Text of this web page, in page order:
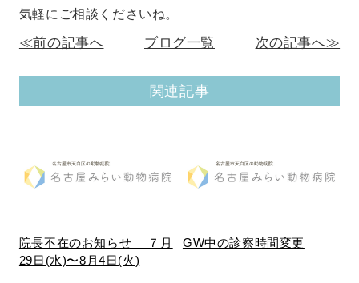
気軽にご相談くださいね。
≪前の記事へ ブログ一覧 次の記事へ≫
関連記事
院長不在のお知らせ ７月
29日(水)〜8月4日(火)
GW中の診察時間変更